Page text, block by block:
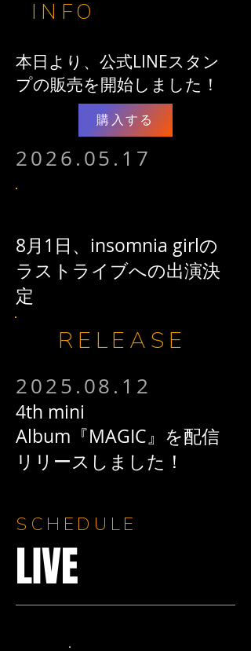
INFO
​本日より、公式LINEスタン
プの販売を開始しました！
購入する
2026.05.17
8月1日、insomnia girlの
ラストライブへの出演決
定
RELEASE
2025.08.12
4th mini
Album『MAGIC』を配信
リリースしました！
SCHEDULE
LIVE